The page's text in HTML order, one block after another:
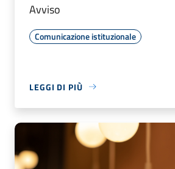
Avviso
Comunicazione istituzionale
LEGGI DI PIÙ